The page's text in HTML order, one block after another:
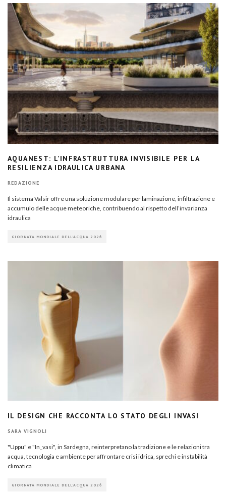
AQUANEST: L’INFRASTRUTTURA INVISIBILE PER LA
RESILIENZA IDRAULICA URBANA
REDAZIONE
Il sistema Valsir offre una soluzione modulare per laminazione, infiltrazione e
accumulo delle acque meteoriche, contribuendo al rispetto dell’invarianza
idraulica
GIORNATA MONDIALE DELL'ACQUA 2026
IL DESIGN CHE RACCONTA LO STATO DEGLI INVASI
SARA VIGNOLI
"Uppu" e "In_vasi", in Sardegna, reinterpretano la tradizione e le relazioni tra
acqua, tecnologia e ambiente per affrontare crisi idrica, sprechi e instabilità
climatica
GIORNATA MONDIALE DELL'ACQUA 2026